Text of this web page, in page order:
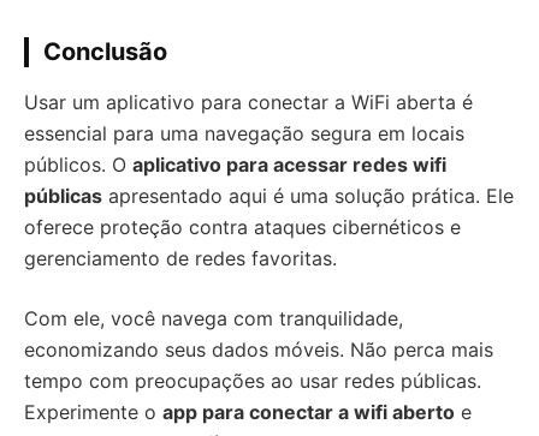
Conclusão
Usar um aplicativo para conectar a WiFi aberta é
essencial para uma navegação segura em locais
públicos. O aplicativo para acessar redes wifi
públicas apresentado aqui é uma solução prática. Ele
oferece proteção contra ataques cibernéticos e
gerenciamento de redes favoritas.
Com ele, você navega com tranquilidade,
economizando seus dados móveis. Não perca mais
tempo com preocupações ao usar redes públicas.
Experimente o app para conectar a wifi aberto e